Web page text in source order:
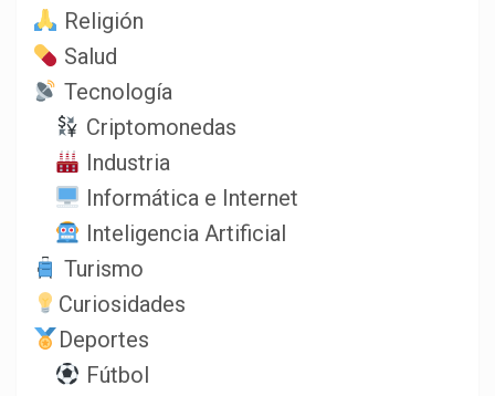
Religión
Salud
Tecnología
Criptomonedas
Industria
Informática e Internet
Inteligencia Artificial
Turismo
Curiosidades
Deportes
Fútbol